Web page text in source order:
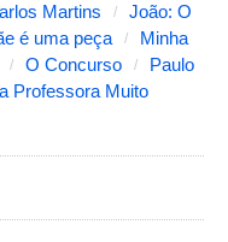
Martins
João: O
é uma peça
Minha
O Concurso
Paulo
Professora Muito